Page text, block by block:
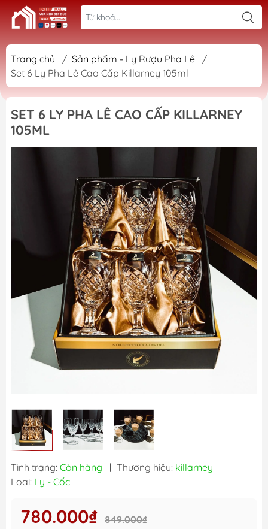
Trang chủ / Sản phẩm - Ly Rượu Pha Lê
/
Set 6 Ly Pha Lê Cao Cấp Killarney 105ml
SET 6 LY PHA LÊ CAO CẤP KILLARNEY
105ML
Tình trạng: Còn hàng | Thương hiệu: killarney
Loại: Ly - Cốc
780.000₫ 849.000₫